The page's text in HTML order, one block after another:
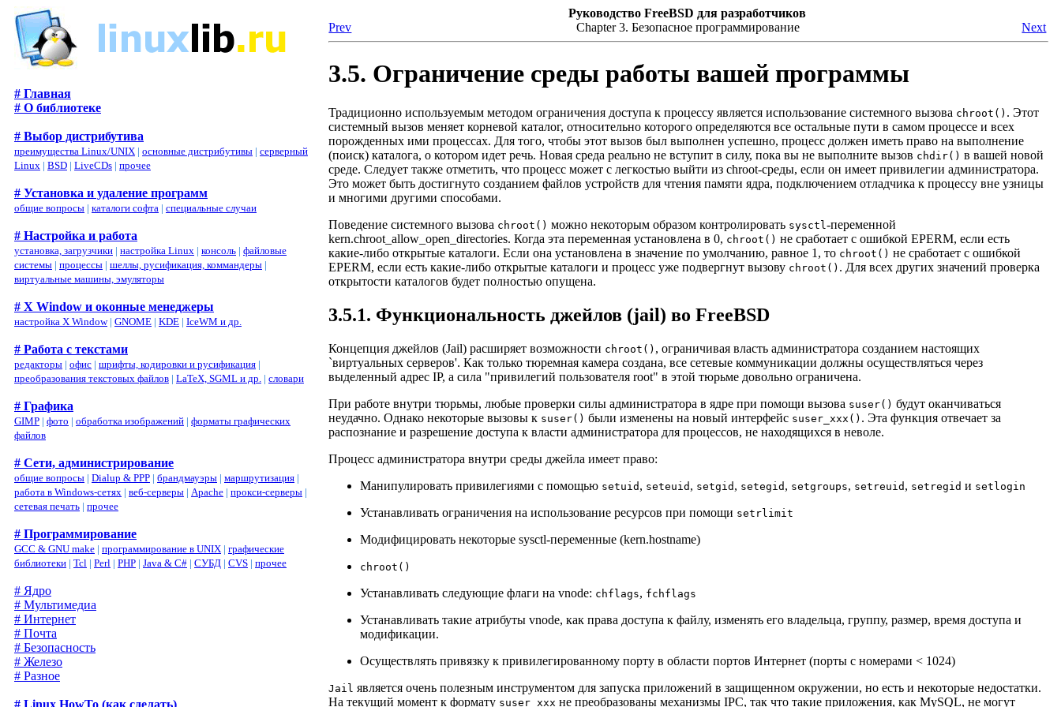
# Главная
# О библиотеке
# Выбор дистрибутива
преимущества Linux/UNIX | основные дистрибутивы | серверный
Linux | BSD | LiveCDs | прочее
# Установка и удаление программ
общие вопросы | каталоги софта | специальные случаи
# Настройка и работа
установка, загрузчики | настройка Linux | консоль | файловые
системы | процессы | шеллы, русификация, коммандеры |
виртуальные машины, эмуляторы
# X Window и оконные менеджеры
настройка X Window| GNOME | KDE | IceWM и др.
# Работа с текстами
редакторы | офис | шрифты, кодировки и русификация |
преобразования текстовых файлов | LaTeX, SGML и др. | словари
# Графика
GIMP | фото | обработка изображений | форматы графических
файлов
# Сети, администрирование
общие вопросы | Dialup & PPP | брандмауэры | маршрутизация |
работа в Windows-сетях | веб-серверы | Apache | прокси-серверы |
сетевая печать | прочее
# Программирование
GCC & GNU make | программирование в UNIX | графические
библиотеки | Tcl | Perl | PHP | Java & C# | СУБД | CVS | прочее
# Ядро
# Мультимедиа
# Интернет
# Почта
# Безопасность
# Железо
# Разное
# Linux HowTo (как сделать)
Руководство FreeBSD для разработчиков
Prev
Chapter 3. Безопасное программирование Next
3.5. Ограничение среды работы вашей программы
Традиционно используемым методом ограничения доступа к процессу является использование системного вызова chroot() . Этот
системный вызов меняет корневой каталог, относительно которого определяются все остальные пути в самом процессе и всех
порожденных ими процессах. Для того, чтобы этот вызов был выполнен успешно, процесс должен иметь право на выполнение
(поиск) каталога, о котором идет речь. Новая среда реально не вступит в силу, пока вы не выполните вызов chdir() в вашей новой
среде. Следует также отметить, что процесс может с легкостью выйти из chroot-среды, если он имеет привилегии администратора.
Это может быть достигнуто созданием файлов устройств для чтения памяти ядра, подключением отладчика к процессу вне узницы
и многими другими способами.
Поведение системного вызова chroot() можно некоторым образом контролировать sysctl-переменной
kern.chroot_allow_open_directories. Когда эта переменная установлена в 0, chroot() не сработает с ошибкой EPERM, если есть
какие-либо открытые каталоги. Если она установлена в значение по умолчанию, равное 1, то chroot() не сработает с ошибкой
EPERM, если есть какие-либо открытые каталоги и процесс уже подвергнут вызову chroot() . Для всех других значений проверка
открытости каталогов будет полностью опущена.
3.5.1. Функциональность джейлов (jail) во FreeBSD
Концепция джейлов (Jail) расширяет возможности chroot() , ограничивая власть администратора созданием настоящих
`виртуальных серверов'. Как только тюремная камера создана, все сетевые коммуникации должны осуществляться через
выделенный адрес IP, а сила "привилегий пользователя root" в этой тюрьме довольно ограничена.
При работе внутри тюрьмы, любые проверки силы администратора в ядре при помощи вызова suser() будут оканчиваться
неудачно. Однако некоторые вызовы к suser() были изменены на новый интерфейс suser_xxx() . Эта функция отвечает за
распознание и разрешение доступа к власти администратора для процессов, не находящихся в неволе.
Процесс администратора внутри среды джейла имеет право:
Манипулировать привилегиями с помощью setuid , seteuid , setgid , setegid , setgroups, setreuid , setregid и setlogin
Устанавливать ограничения на использование ресурсов при помощи setrlimit
Модифицировать некоторые sysctl-переменные (kern.hostname)
chroot()
Устанавливать следующие флаги на vnode: chflags, fchflags
Устанавливать такие атрибуты vnode, как права доступа к файлу, изменять его владельца, группу, размер, время доступа и
модификации.
Осуществлять привязку к привилегированному порту в области портов Интернет (порты с номерами < 1024)
Jail является очень полезным инструментом для запуска приложений в защищенном окружении, но есть и некоторые недостатки.
На текущий момент к формату suser_xxx не преобразованы механизмы IPC, так что такие приложения, как MySQL, не могут